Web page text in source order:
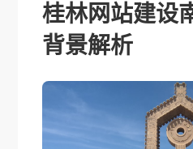
桂林网站建设
背景解析